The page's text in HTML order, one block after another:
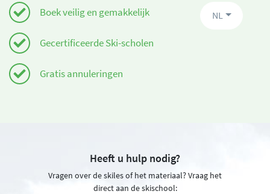
Boek veilig en gemakkelijk
Gecertificeerde Ski-scholen
Gratis annuleringen
NL
Heeft u hulp nodig?
Vragen over de skiles of het materiaal? Vraag het
direct aan de skischool: